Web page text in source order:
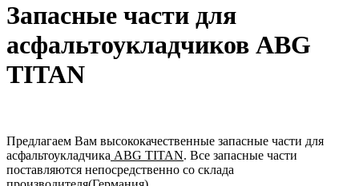
Запасные части для
асфальтоукладчиков ABG
TITAN
Предлагаем Вам высококачественные запасные части для
асфальтоукладчика ABG TITAN. Все запасные части
поставляются непосредственно со склада